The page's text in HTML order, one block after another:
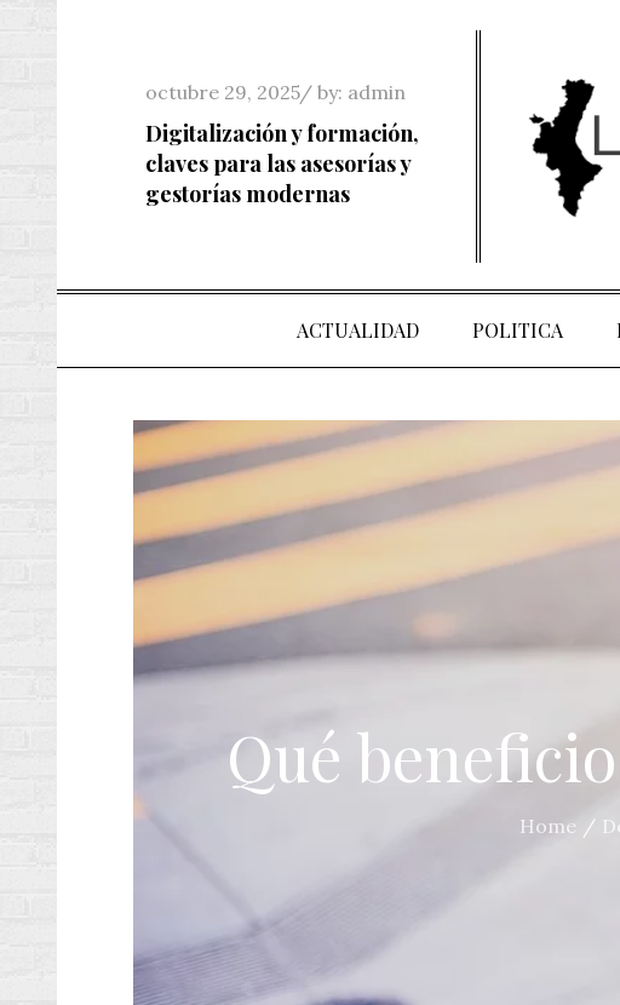
Posted
on
octubre 29, 2025 by: admin
Digitalización y formación,
claves para las asesorías y
gestorías modernas
ACTUALIDAD POLITICA
Qué
Home